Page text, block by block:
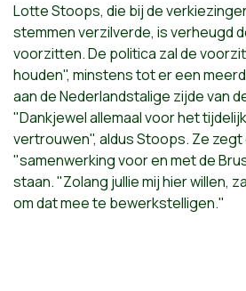
Lotte Stoops, die bij de
stemmen verzilverde, is verheugd
voorzitten. De politica zal de
houden", minstens tot er een
aan de Nederlandstalige zijde van
"Dankjewel allemaal voor het
vertrouwen", aldus Stoops. Ze
"samenwerking voor en met de
staan. "Zolang jullie mij hier willen,
om dat mee te bewerkstelligen."